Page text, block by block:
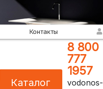
Контакты
Каталог
8 800
777
1957
vodonos-